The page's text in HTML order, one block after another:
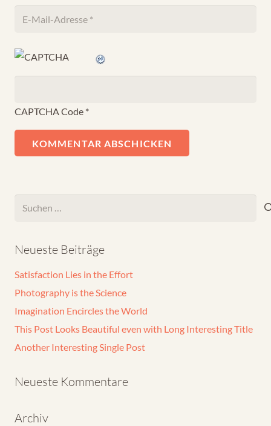
CAPTCHA Code *
KOMMENTAR ABSCHICKEN
Suchen
Neueste Beiträge
Satisfaction Lies in the Effort
Photography is the Science
Imagination Encircles the World
This Post Looks Beautiful even with Long Interesting Title
Another Interesting Single Post
Neueste Kommentare
Archiv